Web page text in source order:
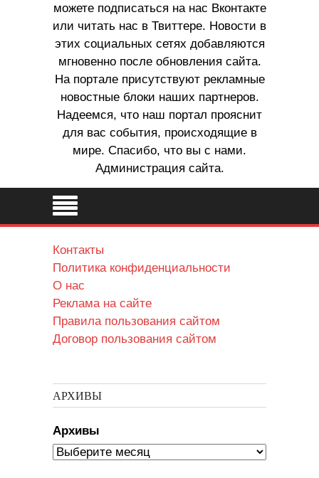
можете подписаться на нас Вконтакте
или читать нас в Твиттере. Новости в
этих социальных сетях добавляются
мгновенно после обновления сайта.
На портале присутствуют рекламные
новостные блоки наших партнеров.
Надеемся, что наш портал прояснит
для вас события, происходящие в
мире. Спасибо, что вы с нами.
Администрация сайта.
Контакты
Политика конфиденциальности
О нас
Реклама на сайте
Правила пользования сайтом
Договор пользования сайтом
АРХИВЫ
Архивы